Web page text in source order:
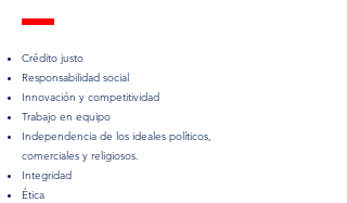
Crédito justo
Responsabilidad social
Innovación y competitividad
Trabajo en equipo
Independencia de los ideales políticos,
comerciales y religiosos.
Integridad
Ética